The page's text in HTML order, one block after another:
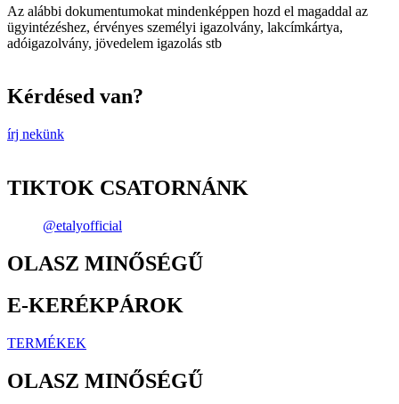
Az alábbi dokumentumokat mindenképpen hozd el magaddal az
ügyintézéshez, érvényes személyi igazolvány, lakcímkártya,
adóigazolvány, jövedelem igazolás stb
Kérdésed van?
írj nekünk
TIKTOK CSATORNÁNK
@etalyofficial
OLASZ MINŐSÉGŰ
E-KERÉKPÁROK
TERMÉKEK
OLASZ MINŐSÉGŰ